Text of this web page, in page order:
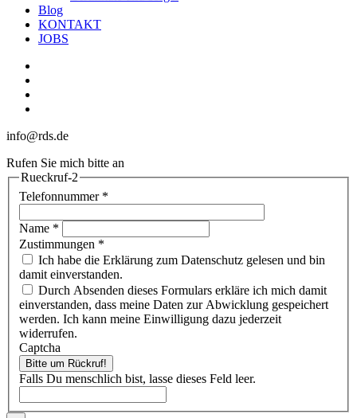
Blog
KONTAKT
JOBS
info@rds.de
Rufen Sie mich bitte an
Rueckruf-2
Telefonnummer *
Name *
Zustimmungen *
Ich habe die Erklärung zum Datenschutz gelesen und bin
damit einverstanden.
Durch Absenden dieses Formulars erkläre ich mich damit
einverstanden, dass meine Daten zur Abwicklung gespeichert
werden. Ich kann meine Einwilligung dazu jederzeit
widerrufen.
Captcha
Bitte um Rückruf!
Falls Du menschlich bist, lasse dieses Feld leer.